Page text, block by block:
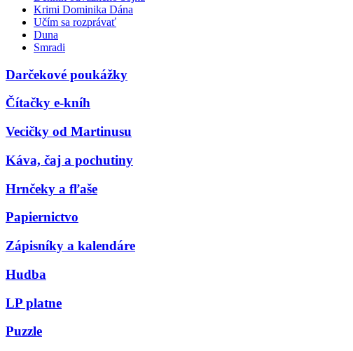
Krimi Dominika Dána
Učím sa rozprávať
Duna
Smradi
Darčekové poukážky
Čítačky e-kníh
Vecičky od Martinusu
Káva, čaj a pochutiny
Hrnčeky a fľaše
Papiernictvo
Zápisníky a kalendáre
Hudba
LP platne
Puzzle